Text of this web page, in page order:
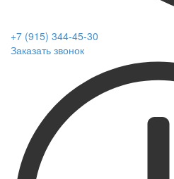
+7 (915) 344-45-30
Заказать звонок